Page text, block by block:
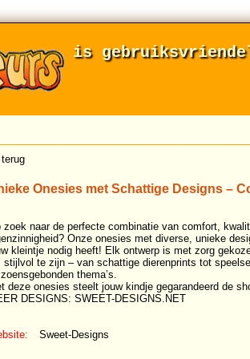
is
Onesies met Schattige Designs –
zoek naar de perfecte combinatie van comfort,
Onze onesies met diverse, unieke
kleintje nodig heeft! Elk ontwerp is met zorg
stijlvol te zijn – van schattige dierenprints tot
thema’s.
deze onesies steelt jouw kindje gegarandeerd de
DESIGNS: SWEET-DESIGNS.NET
Sweet-Designs